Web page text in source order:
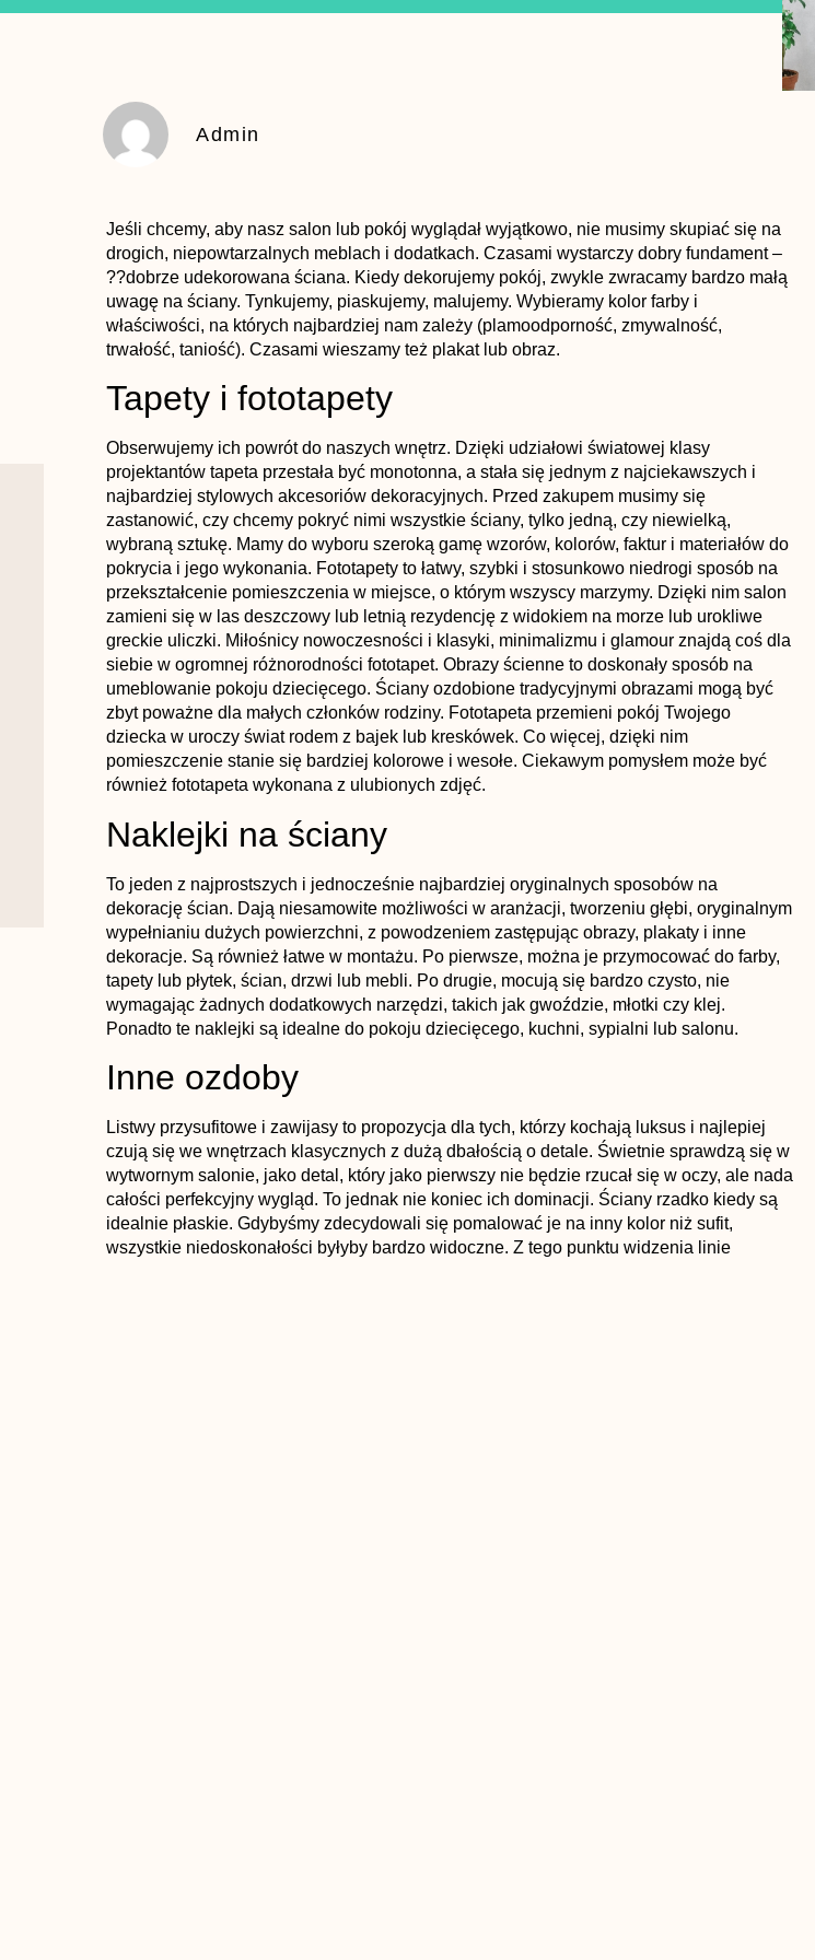
Admin
Jeśli chcemy, aby nasz salon lub pokój wyglądał wyjątkowo, nie musimy skupiać się na
drogich, niepowtarzalnych meblach i dodatkach. Czasami wystarczy dobry fundament –
??dobrze udekorowana ściana. Kiedy dekorujemy pokój, zwykle zwracamy bardzo małą
uwagę na ściany. Tynkujemy, piaskujemy, malujemy. Wybieramy kolor farby i
właściwości, na których najbardziej nam zależy (plamoodporność, zmywalność,
trwałość, taniość). Czasami wieszamy też plakat lub obraz.
Tapety i fototapety
Obserwujemy ich powrót do naszych wnętrz. Dzięki udziałowi światowej klasy
projektantów tapeta przestała być monotonna, a stała się jednym z najciekawszych i
najbardziej stylowych akcesoriów dekoracyjnych. Przed zakupem musimy się
zastanowić, czy chcemy pokryć nimi wszystkie ściany, tylko jedną, czy niewielką,
wybraną sztukę. Mamy do wyboru szeroką gamę wzorów, kolorów, faktur i materiałów do
pokrycia i jego wykonania. Fototapety to łatwy, szybki i stosunkowo niedrogi sposób na
przekształcenie pomieszczenia w miejsce, o którym wszyscy marzymy. Dzięki nim salon
zamieni się w las deszczowy lub letnią rezydencję z widokiem na morze lub urokliwe
greckie uliczki. Miłośnicy nowoczesności i klasyki, minimalizmu i glamour znajdą coś dla
siebie w ogromnej różnorodności fototapet. Obrazy ścienne to doskonały sposób na
umeblowanie pokoju dziecięcego. Ściany ozdobione tradycyjnymi obrazami mogą być
zbyt poważne dla małych członków rodziny. Fototapeta przemieni pokój Twojego
dziecka w uroczy świat rodem z bajek lub kreskówek. Co więcej, dzięki nim
pomieszczenie stanie się bardziej kolorowe i wesołe. Ciekawym pomysłem może być
również fototapeta wykonana z ulubionych zdjęć.
Naklejki na ściany
To jeden z najprostszych i jednocześnie najbardziej oryginalnych sposobów na
dekorację ścian. Dają niesamowite możliwości w aranżacji, tworzeniu głębi, oryginalnym
wypełnianiu dużych powierzchni, z powodzeniem zastępując obrazy, plakaty i inne
dekoracje. Są również łatwe w montażu. Po pierwsze, można je przymocować do farby,
tapety lub płytek, ścian, drzwi lub mebli. Po drugie, mocują się bardzo czysto, nie
wymagając żadnych dodatkowych narzędzi, takich jak gwoździe, młotki czy klej.
Ponadto te naklejki są idealne do pokoju dziecięcego, kuchni, sypialni lub salonu.
Inne ozdoby
Listwy przysufitowe i zawijasy to propozycja dla tych, którzy kochają luksus i najlepiej
czują się we wnętrzach klasycznych z dużą dbałością o detale. Świetnie sprawdzą się w
wytwornym salonie, jako detal, który jako pierwszy nie będzie rzucał się w oczy, ale nada
całości perfekcyjny wygląd. To jednak nie koniec ich dominacji. Ściany rzadko kiedy są
idealnie płaskie. Gdybyśmy zdecydowali się pomalować je na inny kolor niż sufit,
wszystkie niedoskonałości byłyby bardzo widoczne. Z tego punktu widzenia linie